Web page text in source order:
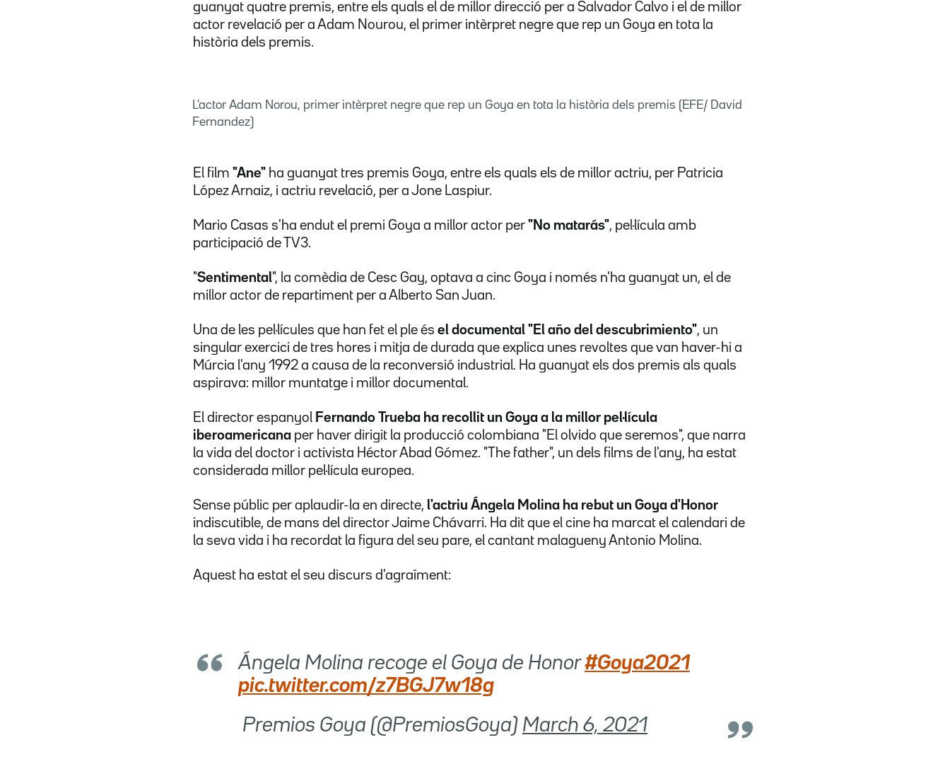
guanyat quatre premis, entre els quals el de millor direcció per a Salvador Calvo i el de millor
actor revelació per a Adam Nourou, el primer intèrpret negre que rep un Goya en tota la
història dels premis.
L'actor Adam Norou, primer intèrpret negre que rep un Goya en tota la història dels premis (EFE/ David
Fernandez)
El film "Ane" ha guanyat tres premis Goya, entre els quals els de millor actriu, per Patricia
López Arnaiz, i actriu revelació, per a Jone Laspiur.
Mario Casas s'ha endut el premi Goya a millor actor per "No matarás", pel·lícula amb
participació de TV3.
"Sentimental", la comèdia de Cesc Gay, optava a cinc Goya i només n'ha guanyat un, el de
millor actor de repartiment per a Alberto San Juan.
Una de les pel·lícules que han fet el ple és el documental "El año del descubrimiento", un
singular exercici de tres hores i mitja de durada que explica unes revoltes que van haver-hi a
Múrcia l'any 1992 a causa de la reconversió industrial. Ha guanyat els dos premis als quals
aspirava: millor muntatge i millor documental.
El director espanyol Fernando Trueba ha recollit un Goya a la millor pel·lícula
iberoamericana per haver dirigit la producció colombiana "El olvido que seremos", que narra
la vida del doctor i activista Héctor Abad Gómez. "The father", un dels films de l'any, ha estat
considerada millor pel·lícula europea.
Sense públic per aplaudir-la en directe, l'actriu Ángela Molina ha rebut un Goya d'Honor
indiscutible, de mans del director Jaime Chávarri. Ha dit que el cine ha marcat el calendari de
la seva vida i ha recordat la figura del seu pare, el cantant malagueny Antonio Molina.
Aquest ha estat el seu discurs d'agraïment:
Ángela Molina recoge el Goya de Honor#Goya2021
pic.twitter.com/z7BGJ7w18g
 Premios Goya (@PremiosGoya) March 6, 2021